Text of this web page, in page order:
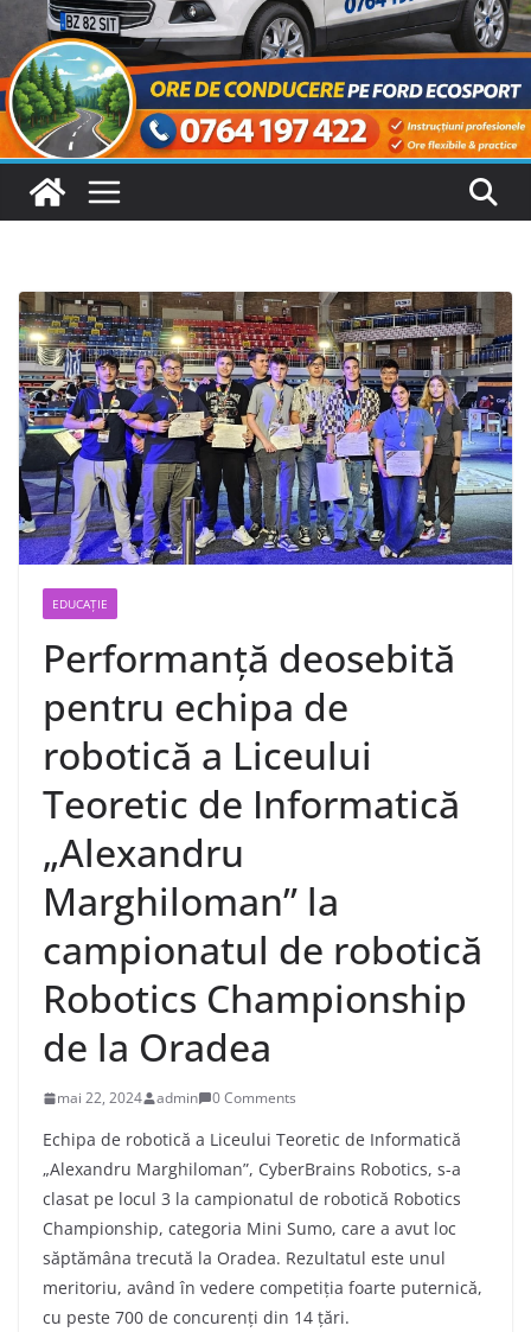
EDUCAȚIE
Performanță deosebită
pentru echipa de
robotică a Liceului
Teoretic de Informatică
„Alexandru
Marghiloman” la
campionatul de robotică
Robotics Championship
de la Oradea
mai 22, 2024 admin 0 Comments
Echipa de robotică a Liceului Teoretic de Informatică
„Alexandru Marghiloman”, CyberBrains Robotics, s-a
clasat pe locul 3 la campionatul de robotică Robotics
Championship, categoria Mini Sumo, care a avut loc
săptămâna trecută la Oradea. Rezultatul este unul
meritoriu, având în vedere competiția foarte puternică,
cu peste 700 de concurenți din 14 țări.